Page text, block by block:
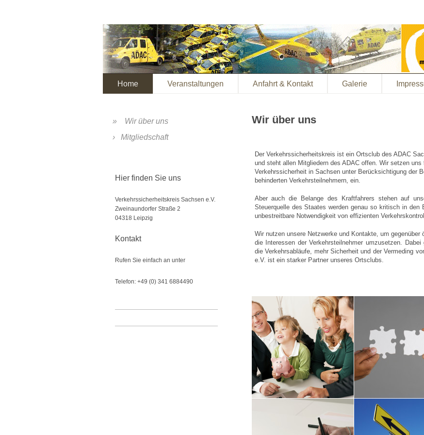
Home Veranstaltungen Anfahrt & Kontakt Galerie
Wir über uns
Der Verkehrssicherheitskreis ist ein Ortsclub des ADAC
und steht allen Mitgliedern des ADAC offen. Wir setzen uns
Verkehrssicherheit in Sachsen unter Berücksichtigung der
behinderten Verkehrsteilnehmern, ein.
Aber auch die Belange des Kraftfahrers stehen auf
Steuerquelle des Staates werden genau so kritisch in
unbestreitbare Notwendigkeit von effizienten
Wir nutzen unsere Netzwerke und Kontakte, um
die Interessen der Verkehrsteilnehmer umzusetzen.
die Verkehrsabläufe, mehr Sicherheit und der Vermeding
e.V. ist ein starker Partner unseres Ortsclubs.
Wir über uns
Mitgliedschaft
Hier finden Sie uns
Verkehrssicherheitskreis Sachsen e.V.
Zweinaundorfer Straße 2
04318 Leipzig
Kontakt
Rufen Sie einfach an unter
Telefon: +49 (0) 341 6884490